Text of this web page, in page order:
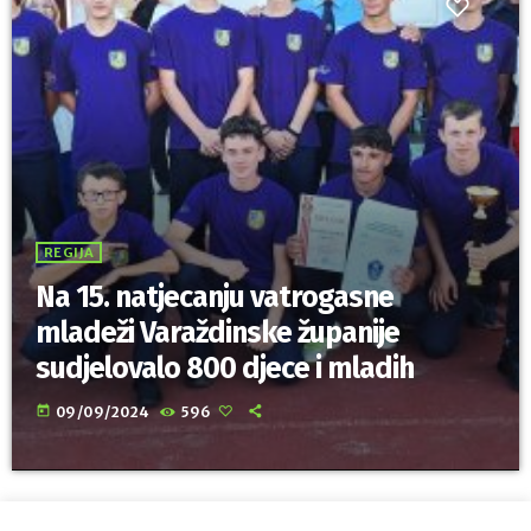
REGIJA
Na 15. natjecanju vatrogasne
mladeži Varaždinske županije
sudjelovalo 800 djece i mladih
today 09/09/2024 596